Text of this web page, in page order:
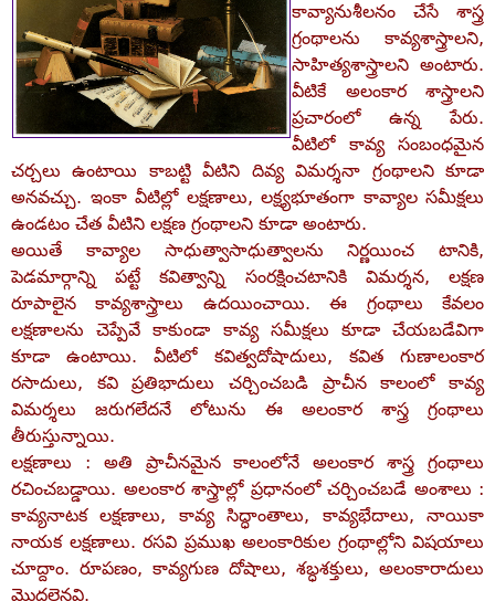
కావ్యానుశీలనం చేసే శాస్త్ర
గ్రంథాలను కావ్యశాస్త్రాలని,
సాహిత్యశాస్త్రాలని అంటారు.
వీటికే అలంకార శాస్త్రాలని
ప్రచారంలో ఉన్న పేరు.
వీటిలో కావ్య సంబంధమైన
చర్చలు ఉంటాయి కాబట్టి వీటిని దివ్య విమర్శనా గ్రంథాలని కూడా
అనవచ్చు. ఇంకా వీటిల్లో లక్షణాలు, లక్ష్యభూతంగా కావ్యాల సమీక్షలు
ఉండటం చేత వీటిని లక్షణ గ్రంథాలని కూడా అంటారు.
అయితే కావ్యాల సాధుత్వాసాధుత్వాలను నిర్ణయించ టానికి,
పెడమార్గాన్ని పట్టే కవిత్వాన్ని సంరక్షించటానికి విమర్శన, లక్షణ
రూపాలైన కావ్యశాస్త్రాలు ఉదయించాయి. ఈ గ్రంథాలు కేవలం
లక్షణాలను చెప్పేవే కాకుండా కావ్య సమీక్షలు కూడా చేయబడేవిగా
కూడా ఉంటాయి. వీటిలో కవిత్వదోషాదులు, కవిత గుణాలంకార
రసాదులు, కవి ప్రతిభాదులు చర్చించబడి ప్రాచీన కాలంలో కావ్య
విమర్శలు జరుగలేదనే లోటును ఈ అలంకార శాస్త్ర గ్రంథాలు
తీరుస్తున్నాయి.
లక్షణాలు : అతి ప్రాచీనమైన కాలంలోనే అలంకార శాస్త్ర గ్రంథాలు
రచించబడ్డాయి. అలంకార శాస్త్రాల్లో ప్రధానంలో చర్చించబడే అంశాలు :
కావ్యనాటక లక్షణాలు, కావ్య సిద్ధాంతాలు, కావ్యభేదాలు, నాయికా
నాయక లక్షణాలు. రసవి ప్రముఖ అలంకారికుల గ్రంథాల్లోని విషయాలు
చూద్దాం. రూపణం, కావ్యగుణ దోషాలు, శబ్ధశక్తులు, అలంకారాదులు
మొదలైనవి.